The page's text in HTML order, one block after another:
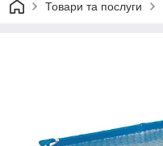
Товари та послуги